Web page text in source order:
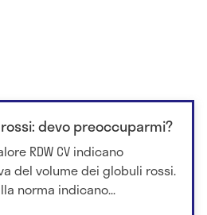
devo preoccuparmi?
RDW CV indicano
del volume dei globuli rossi.
norma indicano...